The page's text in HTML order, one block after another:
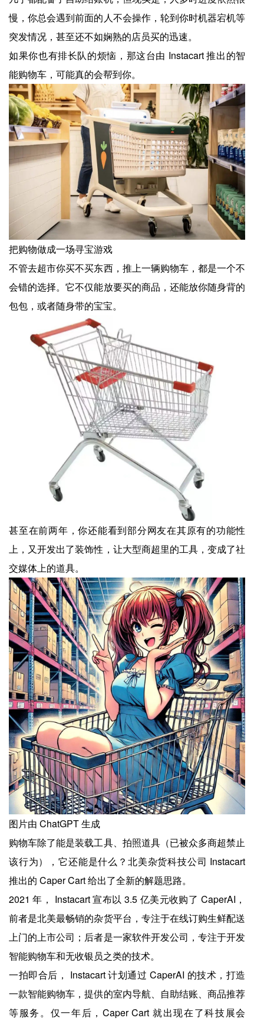
慢，你总会遇到前面的人不会操作，轮到你时机器宕机等
突发情况，甚至还不如娴熟的店员买的迅速。
如果你也有排长队的烦恼，那这台由 Instacart 推出的智
能购物车，可能真的会帮到你。
把购物做成一场寻宝游戏
不管去超市你买不买东西，推上一辆购物车，都是一个不
会错的选择。它不仅能放要买的商品，还能放你随身背的
包包，或者随身带的宝宝。
甚至在前两年，你还能看到部分网友在其原有的功能性
上，又开发出了装饰性，让大型商超里的工具，变成了社
交媒体上的道具。
图片由 ChatGPT 生成
购物车除了能是装载工具、拍照道具（已被众多商超禁止
该行为），它还能是什么？北美杂货科技公司 Instacart
推出的 Caper Cart 给出了全新的解题思路。
2021 年， Instacart 宣布以 3.5 亿美元收购了 CaperAI，
前者是北美最畅销的杂货平台，专注于在线订购生鲜配送
上门的上市公司；后者是一家软件开发公司，专注于开发
智能购物车和无收银员之类的技术。
一拍即合后， Instacart 计划通过 CaperAI 的技术，打造
一款智能购物车，提供的室内导航、自助结账、商品推荐
等服务。仅一年后，Caper Cart 就出现在了科技展会